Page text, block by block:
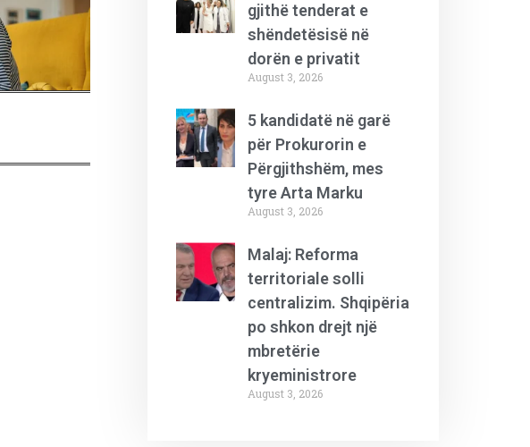
gjithë tenderat e
shëndetësisë në
dorën e privatit
August 3, 2026
5 kandidatë në garë
për Prokurorin e
Përgjithshëm, mes
tyre Arta Marku
August 3, 2026
Malaj: Reforma
territoriale solli
centralizim. Shqipëria
po shkon drejt një
mbretërie
kryeministrore
August 3, 2026